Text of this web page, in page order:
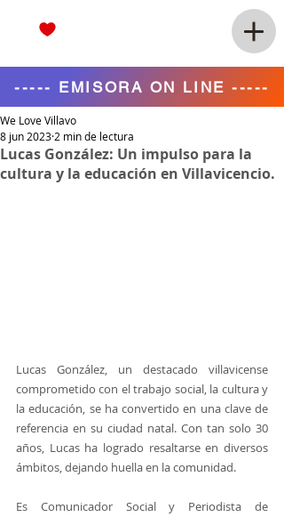
----- EMISORA ON LINE -----
Lucas González: Un impulso para la
cultura y la educación en Villavicencio.
We Love Villavo
8 jun 2023 2 min de lectura
Lucas González, un destacado villavicense
comprometido con el trabajo social, la cultura y
la educación, se ha convertido en una clave de
referencia en su ciudad natal. Con tan solo 30
años, Lucas ha logrado resaltarse en diversos
ámbitos, dejando huella en la comunidad.
Es Comunicador Social y Periodista de